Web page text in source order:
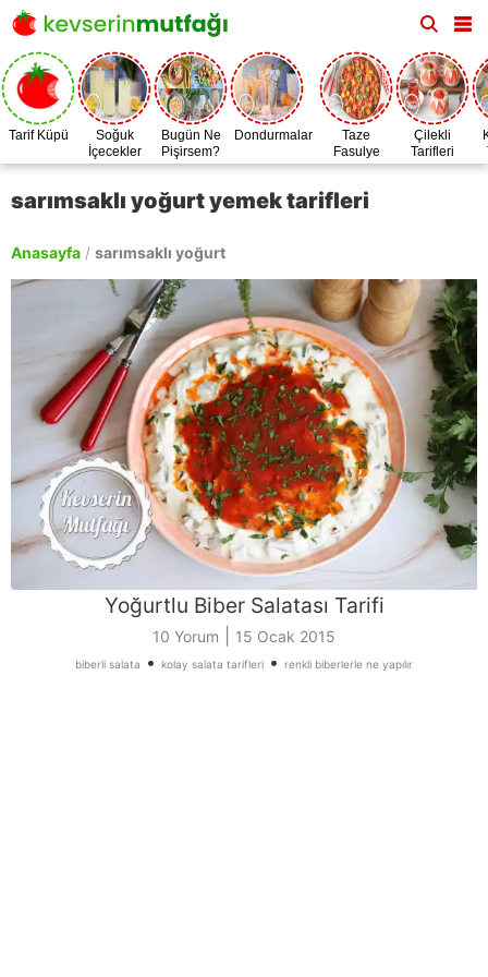
Tarif Küpü
Soğuk
İçecekler
Bugün Ne
Pişirsem?
Dondurmalar
Taze
Fasulye
Zamanı
Çilekli
Tarifleri
sarımsaklı yoğurt yemek tarifleri
Anasayfa / sarımsaklı yoğurt
Yoğurtlu Biber Salatası Tarifi
10 Yorum 15 Ocak 2015
biberli salata • kolay salata tarifleri • renkli biberlerle ne yapılır